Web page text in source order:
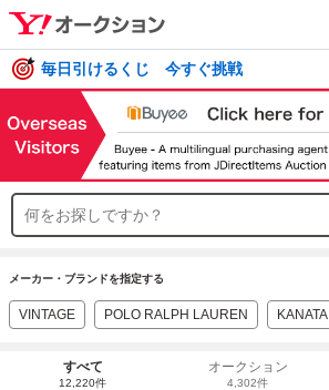
毎日引けるくじ 今すぐ挑戦
メーカー・ブランドを指定する
VINTAGE POLO RALPH LAUREN KANATA
すべて
12,220件
オークション
4,302件